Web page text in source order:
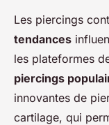
Les piercings
tendances
les plateformes
piercings
innovantes de
cartilage, qui